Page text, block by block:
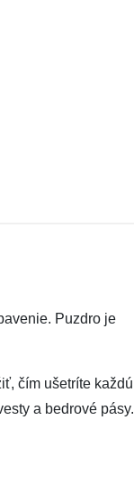
Puzdro je
čím ušetríte každú
a bedrové pásy.